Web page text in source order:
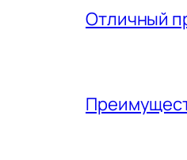
Отличный